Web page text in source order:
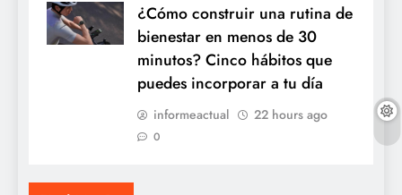
¿Cómo construir una rutina de
bienestar en menos de 30
minutos? Cinco hábitos que
puedes incorporar a tu día
informeactual 22 hours ago
0